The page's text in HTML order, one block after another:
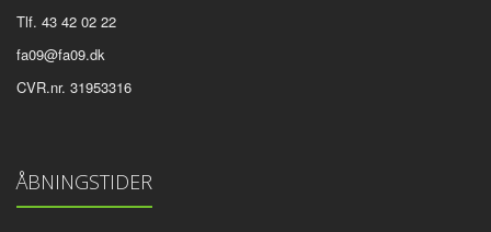
Tlf. 43 42 02 22
fa09@fa09.dk
CVR.nr. 31953316
ÅBNINGSTIDER